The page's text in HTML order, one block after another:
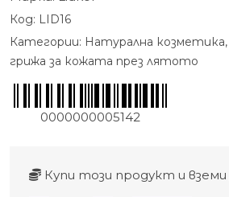
Код: LID16
Категории: Натурална козметика,
грижа за кожата през лятото
0000000005142
Купи този продукт и вземи